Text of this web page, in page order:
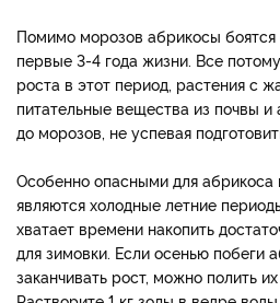
Помимо морозов абрикосы боятся
первые 3-4 года жизни. Все
роста в этот период, растения с
питательные вещества из почвы и
до морозов, не успевая
Особенно опасными для абрикоса
являются холодные летние
хватает времени накопить
для зимовки. Если осенью побеги
заканчивать рост, можно полить